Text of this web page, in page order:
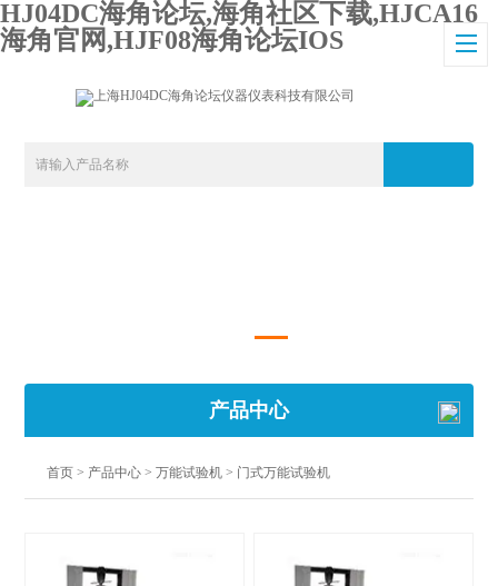
HJ04DC海角论坛,海角社区下载,HJCA16
海角官网,HJF08海角论坛IOS
产品中心
首页 > 产品中心 >万能试验机 > 门式万能试验机